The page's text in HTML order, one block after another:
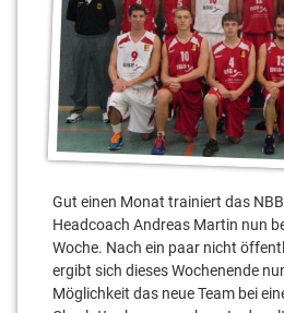
Gut einen Monat trainiert das
Headcoach Andreas Martin nun
Woche. Nach ein paar nicht
ergibt sich dieses Wochenende
Möglichkeit das neue Team bei
Neubauer
Christian
Bernhardt
Christopher
Schreiber
Craven
DBV
Charlottenburg